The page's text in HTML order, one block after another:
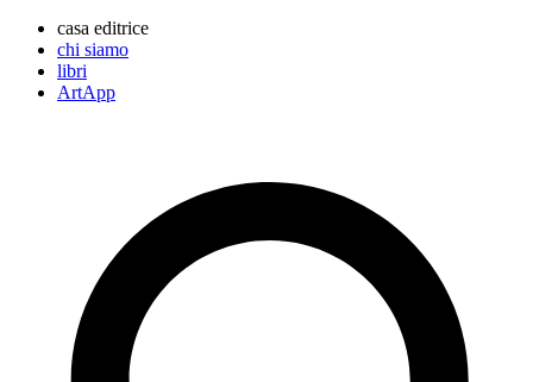
casa editrice
chi siamo
libri
ArtApp